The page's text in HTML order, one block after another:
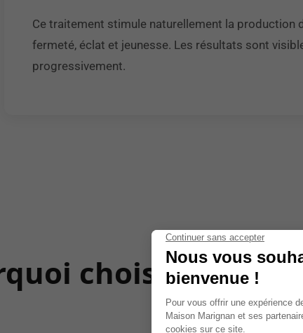
Ce traitement stimule naturellement la production
fermeté, éclat et jeunesse. Les résultats sont
progressivement.
choisir le